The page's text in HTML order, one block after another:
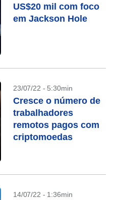
US$20 mil com foco
em Jackson Hole
23/07/22 - 5:30min
Cresce o número de
trabalhadores
remotos pagos com
criptomoedas
14/07/22 - 1:36min